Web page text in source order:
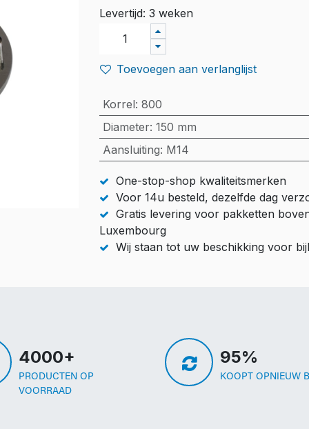
Levertijd: 3 weken
Toevoegen aan verlanglijst
Korrel: 800
Diameter: 150 mm
Aansluiting: M14
One-stop-shop kwaliteitsmerken
Voor 14u besteld, dezelfde dag
Gratis levering voor pakketten
Luxembourg
Wij staan tot uw beschikking voor
4000+
PRODUCTEN OP
VOORRAAD
95%
KOOPT OPNIEUW